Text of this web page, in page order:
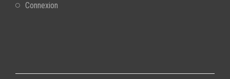
Connexion